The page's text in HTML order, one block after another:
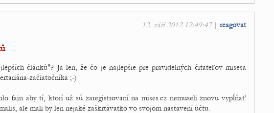
12. září 2012 12:49:47| reagovat
článků"? Ja len, že čo je najlepšie pre pravidelných čitateľov misesa
začiatočníka ;-)
fajn aby tí, ktorí už sú zaregistrovaní na mises.cz nemuseli znovu vypĺňať
ale mali by len nejaké zaškrtávatko vo svojom nastavení účtu.